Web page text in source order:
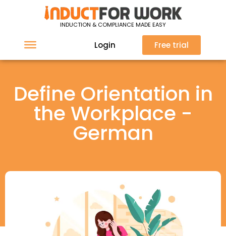
INDUCTION & COMPLIANCE MADE EASY
Login Free trial
Define Orientation in
the Workplace -
German